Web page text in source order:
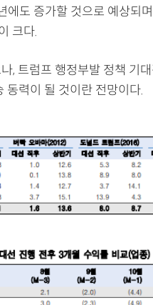
도 증가할 것으로 예상되
크다.
, 트럼프 행정부발 정책 기
동력이 될 것이란 전망이다.